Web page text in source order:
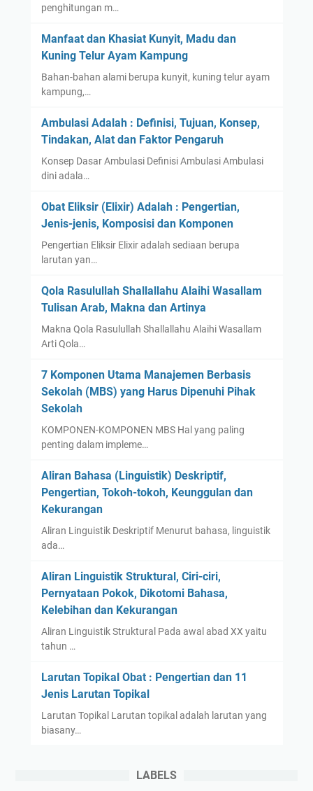
penghitungan m…
Manfaat dan Khasiat Kunyit, Madu dan
Kuning Telur Ayam Kampung
Bahan-bahan alami berupa kunyit, kuning telur ayam
kampung,…
Ambulasi Adalah : Definisi, Tujuan, Konsep,
Tindakan, Alat dan Faktor Pengaruh
Konsep Dasar Ambulasi Definisi Ambulasi Ambulasi
dini adala…
Obat Eliksir (Elixir) Adalah : Pengertian,
Jenis-jenis, Komposisi dan Komponen
Pengertian Eliksir Elixir adalah sediaan berupa
larutan yan…
Qola Rasulullah Shallallahu Alaihi Wasallam
Tulisan Arab, Makna dan Artinya
Makna Qola Rasulullah Shallallahu Alaihi Wasallam
Arti Qola…
7 Komponen Utama Manajemen Berbasis
Sekolah (MBS) yang Harus Dipenuhi Pihak
Sekolah
KOMPONEN-KOMPONEN MBS Hal yang paling
penting dalam impleme…
Aliran Bahasa (Linguistik) Deskriptif,
Pengertian, Tokoh-tokoh, Keunggulan dan
Kekurangan
Aliran Linguistik Deskriptif Menurut bahasa, linguistik
ada…
Aliran Linguistik Struktural, Ciri-ciri,
Pernyataan Pokok, Dikotomi Bahasa,
Kelebihan dan Kekurangan
Aliran Linguistik Struktural Pada awal abad XX yaitu
tahun …
Larutan Topikal Obat : Pengertian dan 11
Jenis Larutan Topikal
Larutan Topikal Larutan topikal adalah larutan yang
biasany…
LABELS